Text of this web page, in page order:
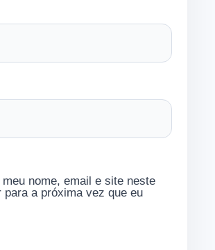
meu nome, email e site neste
para a próxima vez que eu